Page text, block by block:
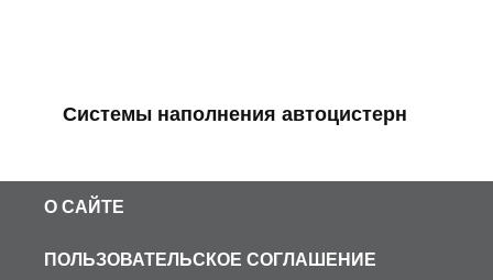
Системы наполнения автоцистерн
О САЙТЕ
ПОЛЬЗОВАТЕЛЬСКОЕ СОГЛАШЕНИЕ